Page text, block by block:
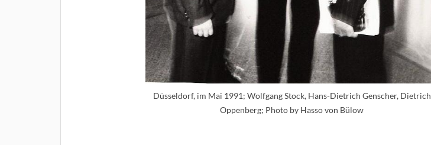
Düsseldorf, im Mai 1991; Wolfgang Stock, Hans-Dietrich Genscher, Dietrich
Oppenberg; Photo by Hasso von Bülow